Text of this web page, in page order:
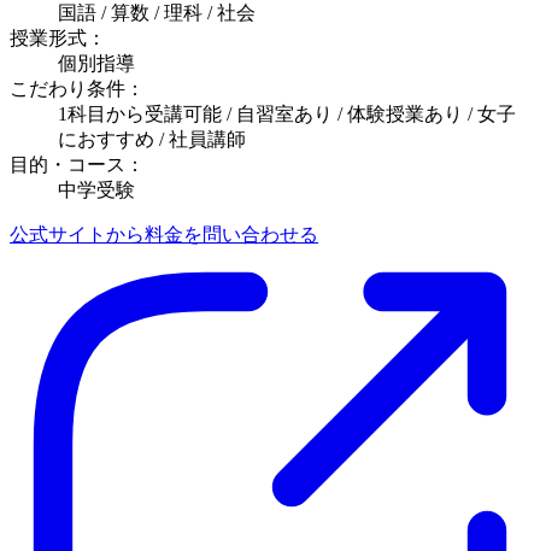
国語 / 算数 / 理科 / 社会
授業形式：
個別指導
こだわり条件：
1科目から受講可能 / 自習室あり / 体験授業あり / 女子
におすすめ / 社員講師
目的・コース：
中学受験
公式サイトから料金を問い合わせる